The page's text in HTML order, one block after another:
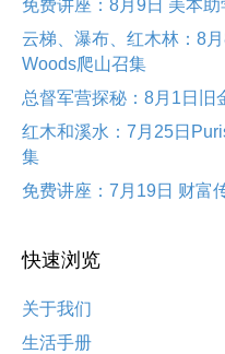
免费讲座：8月9日 美本
云梯、瀑布、红木林：8
Woods爬山召集
总督军营探秘：8月1日旧
红木和溪水：7月25日
集
免费讲座：7月19日 财富
快速浏览
关于我们
生活手册